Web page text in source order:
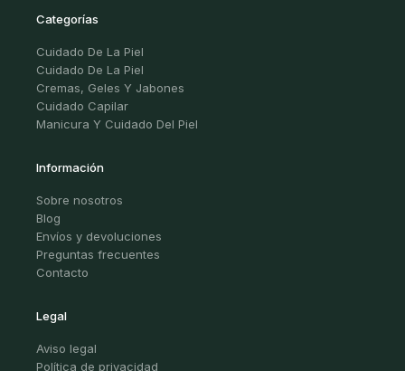
Categorías
Cuidado De La Piel
Cuidado De La Piel
Cremas, Geles Y Jabones
Cuidado Capilar
Manicura Y Cuidado Del Piel
Información
Sobre nosotros
Blog
Envíos y devoluciones
Preguntas frecuentes
Contacto
Legal
Aviso legal
Política de privacidad